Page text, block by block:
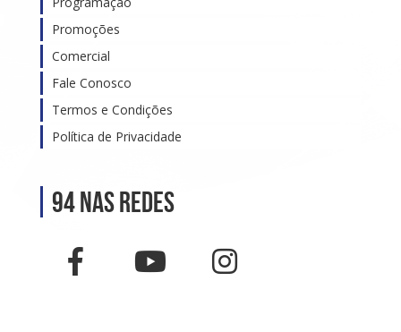
Promoções
Comercial
Fale Conosco
Termos e Condições
Política de Privacidade
94 nas Redes